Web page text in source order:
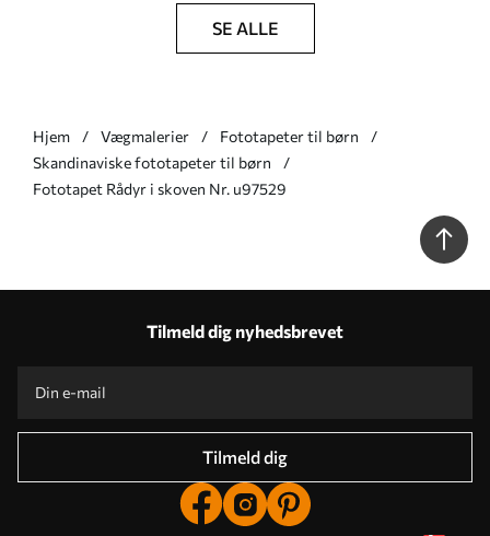
SE ALLE
Hjem Vægmalerier
Fototapeter til børn
Skandinaviske fototapeter til børn
Fototapet Rådyr i skoven Nr. u97529
Tilmeld dig nyhedsbrevet
Tilmeld dig